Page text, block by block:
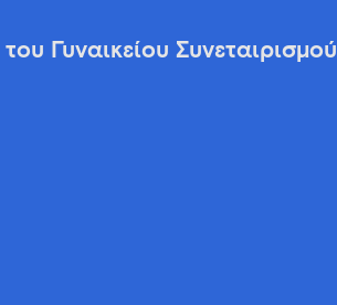
Γυναικείου Συνεταιρισμού